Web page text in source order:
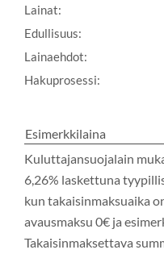
Lainat:
Edullisuus:
Lainaehdot:
Hakuprosessi:
Esimerkkilaina
Kuluttajansuojalain
6,26% laskettuna
kun takaisinmaksuaika
avausmaksu 0€ ja
Takaisinmaksettava